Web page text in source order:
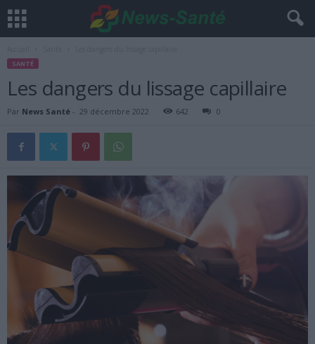
SANTÉ
Les dangers du lissage capillaire
Par News Santé - 29 décembre 2022 642 0